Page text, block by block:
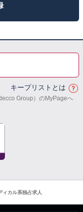
キープリストとは
Group）のMyPageへ
ィカル系独占求人